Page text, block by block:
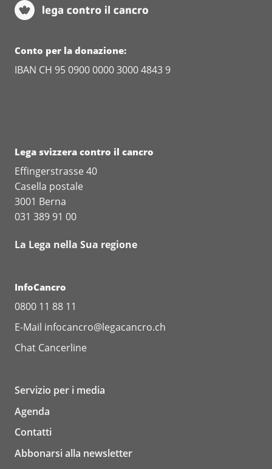
Conto per la donazione:
IBAN CH 95 0900 0000 3000 4843 9
Lega svizzera contro il cancro
Effingerstrasse 40
Casella postale
3001 Berna
031 389 91 00
La Lega nella Sua regione
InfoCancro
0800 11 88 11
E-Mail infocancro@legacancro.ch
Chat Cancerline
Servizio per i media
Agenda
Contatti
Abbonarsi alla newsletter